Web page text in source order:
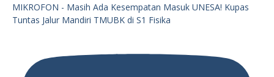
MIKROFON - Masih Ada Kesempatan Masuk UNESA! Kupas
Tuntas Jalur Mandiri TMUBK di S1 Fisika